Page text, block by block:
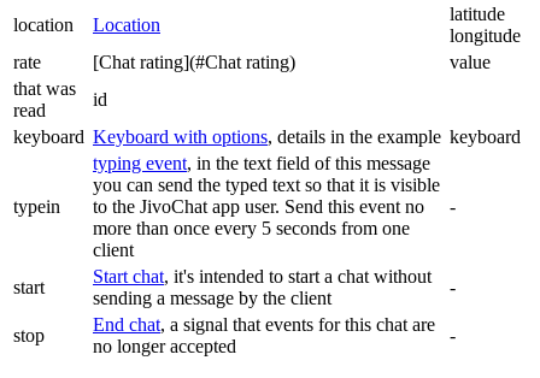
location Location
latitude
longitude
rate
[Chat rating](#Chat rating)
value
that was
read
id
keyboard Keyboard with options, details in the example keyboard
typein
typing event, in the text field of this message
you can send the typed text so that it is visible
to the JivoChat app user. Send this event no
more than once every 5 seconds from one
client
-
start
Start chat, it's intended to start a chat without
sending a message by the client
-
stop
End chat, a signal that events for this chat are
no longer accepted
-